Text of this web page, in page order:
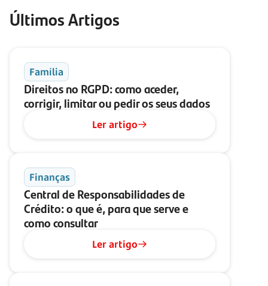
Últimos Artigos
Família
Direitos no RGPD: como aceder,
corrigir, limitar ou pedir os seus dados
Ler artigo
Finanças
Central de Responsabilidades de
Crédito: o que é, para que serve e
como consultar
Ler artigo